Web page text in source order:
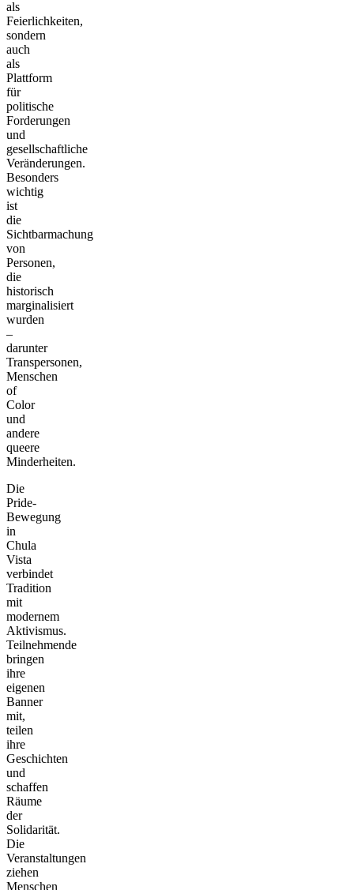
als
Feierlichkeiten,
sondern
auch
als
Plattform
für
politische
Forderungen
und
gesellschaftliche
Veränderungen.
Besonders
wichtig
ist
die
Sichtbarmachung
von
Personen,
die
historisch
marginalisiert
wurden
–
darunter
Transpersonen,
Menschen
of
Color
und
andere
queere
Minderheiten.
Die
Pride-
Bewegung
in
Chula
Vista
verbindet
Tradition
mit
modernem
Aktivismus.
Teilnehmende
bringen
ihre
eigenen
Banner
mit,
teilen
ihre
Geschichten
und
schaffen
Räume
der
Solidarität.
Die
Veranstaltungen
ziehen
Menschen